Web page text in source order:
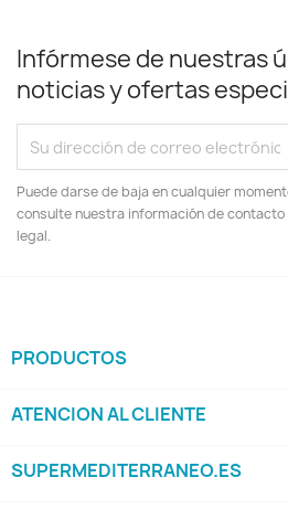
Infórmese de nuestras
noticias y ofertas
Puede darse de baja en cualquier
consulte nuestra información de contacto
legal.
PRODUCTOS
ATENCION AL CLIENTE
SUPERMEDITERRANEO.ES